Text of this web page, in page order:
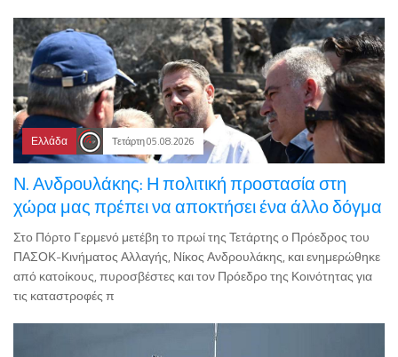
Ελλάδα Τετάρτη 05.08.2026
Ν. Ανδρουλάκης: Η πολιτική προστασία στη
χώρα μας πρέπει να αποκτήσει ένα άλλο δόγμα
Στο Πόρτο Γερμενό μετέβη το πρωί της Τετάρτης ο Πρόεδρος του
ΠΑΣΟΚ-Κινήματος Αλλαγής, Νίκος Ανδρουλάκης, και ενημερώθηκε
από κατοίκους, πυροσβέστες και τον Πρόεδρο της Κοινότητας για
τις καταστροφές π